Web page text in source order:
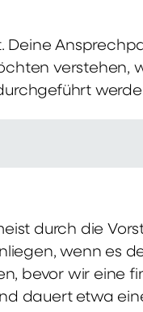
Deine
verstehen,
durch die
wenn es
bevor wir eine
dauert etwa